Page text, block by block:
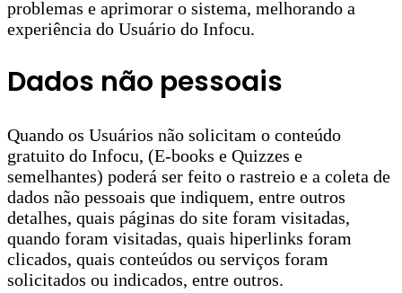
problemas e aprimorar o sistema, melhorando a
experiência do Usuário do Infocu.
Dados não pessoais
Quando os Usuários não solicitam o conteúdo
gratuito do Infocu, (E-books e Quizzes e
semelhantes) poderá ser feito o rastreio e a coleta de
dados não pessoais que indiquem, entre outros
detalhes, quais páginas do site foram visitadas,
quando foram visitadas, quais hiperlinks foram
clicados, quais conteúdos ou serviços foram
solicitados ou indicados, entre outros.